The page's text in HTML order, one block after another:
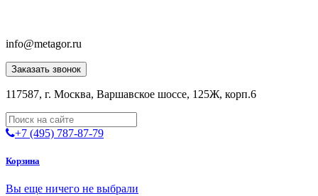
info@metagor.ru
Заказать звонок
117587, г. Москва, Варшавское шоссе, 125Ж, корп.6
+7 (495) 787-87-79
Корзина
Вы еще ничего не выбрали